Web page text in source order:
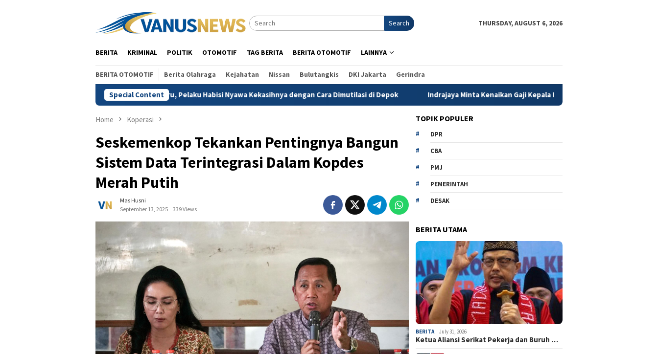
Search THURSDAY, AUGUST 6, 2026
BERITA KRIMINAL POLITIK OTOMOTIF TAG BERITA BERITA OTOMOTIF LAINNYA
BERITA OTOMOTIF Berita Olahraga Kejahatan Nissan Bulutangkis DKI Jakarta Gerindra
Special Content
Diduga Cemburu, Pelaku Habisi Nyawa Kekasihnya dengan Cara Dimutilasi di Depok Indrajaya Minta Kenaikan Gaji Kepala Daerah Dikaji Matang dan Berbasis Kinerja
Home Koperasi
Seskemenkop Tekankan Pentingnya Bangun
Sistem Data Terintegrasi Dalam Kopdes
Merah Putih
Mas Husni
September 13, 2025
339 Views
TOPIK POPULER
DPR
CBA
PMJ
PEMERINTAH
DESAK
BERITA UTAMA
BERITA July 31, 2026
Ketua Aliansi Serikat Pekerja dan Buruh …